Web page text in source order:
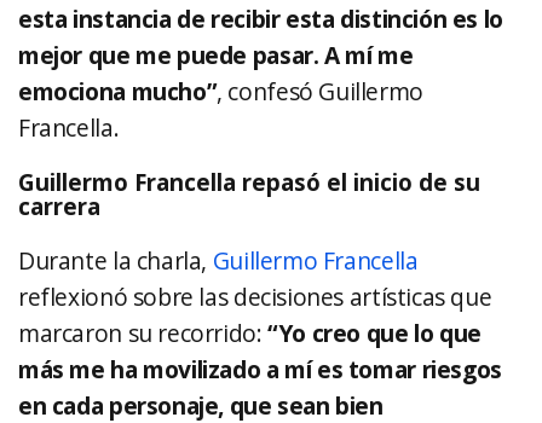
esta instancia de recibir esta distinción es lo
mejor que me puede pasar. A mí me
emociona mucho”, confesó Guillermo
Francella.
Guillermo Francella repasó el inicio de su
carrera
Durante la charla, Guillermo Francella
reflexionó sobre las decisiones artísticas que
marcaron su recorrido:“Yo creo que lo que
más me ha movilizado a mí es tomar riesgos
en cada personaje, que sean bien